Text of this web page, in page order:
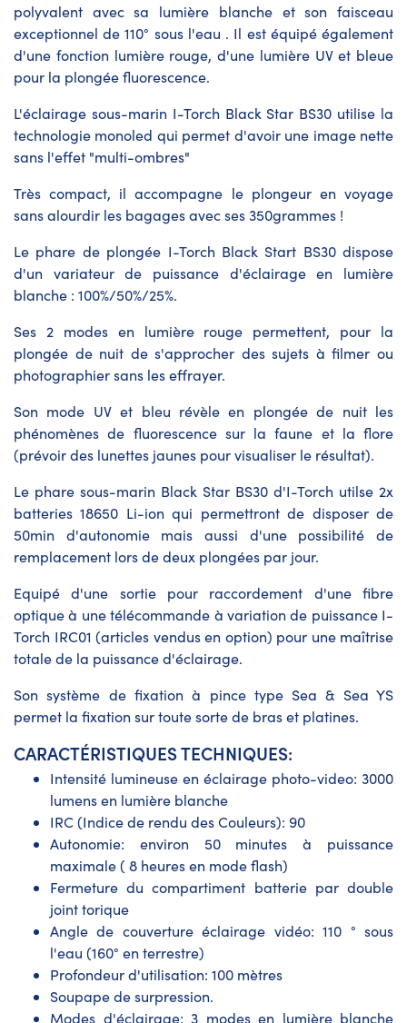
polyvalent avec sa lumière blanche et son faisceau
exceptionnel de 110° sous l'eau . Il est équipé également
d'une fonction lumière rouge, d'une lumière UV et bleue
pour la plongée fluorescence.
L'éclairage sous-marin I-Torch Black Star BS30 utilise la
technologie monoled qui permet d'avoir une image nette
sans l'effet "multi-ombres"
Très compact, il accompagne le plongeur en voyage
sans alourdir les bagages avec ses 350grammes !
Le phare de plongée I-Torch Black Start BS30 dispose
d'un variateur de puissance d'éclairage en lumière
blanche : 100%/50%/25%.
Ses 2 modes en lumière rouge permettent, pour la
plongée de nuit de s'approcher des sujets à filmer ou
photographier sans les effrayer.
Son mode UV et bleu révèle en plongée de nuit les
phénomènes de fluorescence sur la faune et la flore
(prévoir des lunettes jaunes pour visualiser le résultat).
Le phare sous-marin Black Star BS30 d'I-Torch utilse 2x
batteries 18650 Li-ion qui permettront de disposer de
50min d'autonomie mais aussi d'une possibilité de
remplacement lors de deux plongées par jour.
Equipé d'une sortie pour raccordement d'une fibre
optique à une télécommande à variation de puissance I-
Torch IRC01 (articles vendus en option) pour une maîtrise
totale de la puissance d'éclairage.
Son système de fixation à pince type Sea & Sea YS
permet la fixation sur toute sorte de bras et platines.
CARACTÉRISTIQUES TECHNIQUES:
Intensité lumineuse en éclairage photo-video: 3000
lumens en lumière blanche
IRC (Indice de rendu des Couleurs): 90
Autonomie: environ 50 minutes à puissance
maximale ( 8 heures en mode flash)
Fermeture du compartiment batterie par double
joint torique
Angle de couverture éclairage vidéo: 110 ° sous
l'eau (160° en terrestre)
Profondeur d'utilisation: 100 mètres
Soupape de surpression.
Modes d'éclairage: 3 modes en lumière blanche